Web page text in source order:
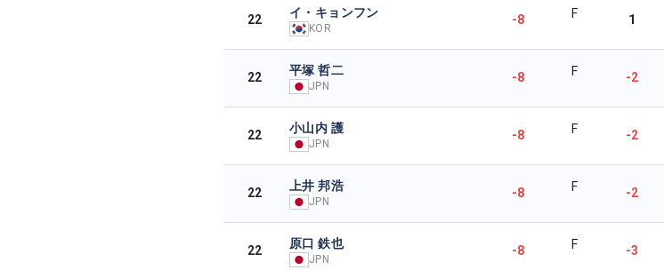
22 イ・キョンフン
KOR
-8 F 1
22 平塚 哲二
JPN
-8 F -2
22 小山内 護
JPN
-8 F -2
22 上井 邦浩
JPN
-8 F -2
22 原口 鉄也
JPN
-8 F -3